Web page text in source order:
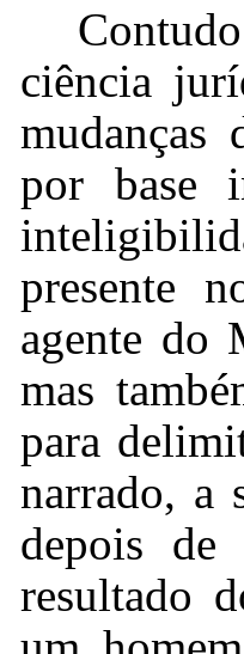
ciência
mudanças
por base
presente
agente do
mas
para
narrado, a
depois de
resultado